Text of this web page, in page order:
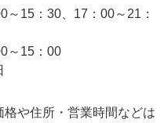
～ 15 ： 30 17 ： 00～ 21 ：
～ 15 ： 00
や住所・営業時間などは